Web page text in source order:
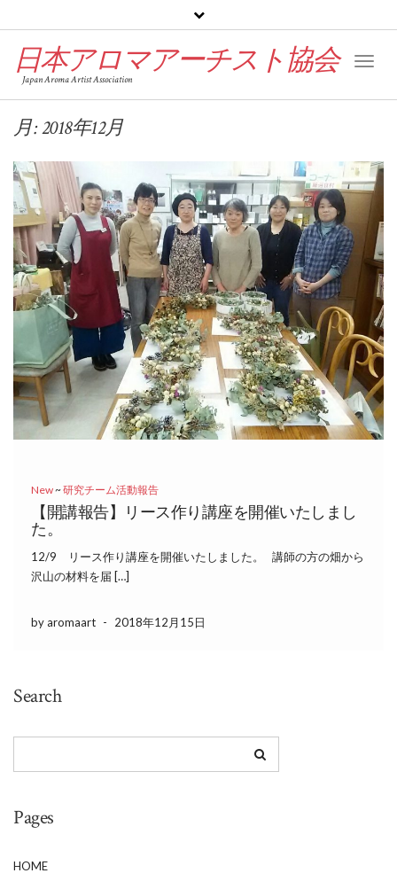
日本アロマアーチスト協会
Japan Aroma Artist Association
月:2018年12月
New~研究チーム活動報告
【開講報告】リース作り講座を開催いたしまし
た。
12/9 リース作り講座を開催いたしました。 講師の方の畑から
沢山の材料を届 […]
by aromaart - 2018年12月15日
Search
Pages
HOME